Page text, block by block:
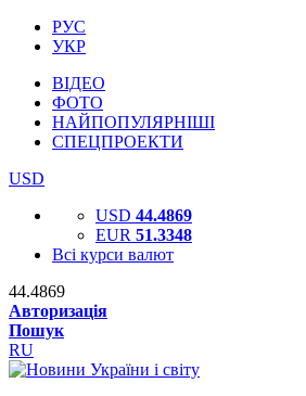
РУС
УКР
ВІДЕО
ФОТО
НАЙПОПУЛЯРНІШІ
СПЕЦПРОЕКТИ
USD
USD 44.4869
EUR 51.3348
Всі курси валют
44.4869
Авторизація
Пошук
RU